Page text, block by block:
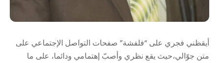
أيقظني فجري على “فلفشة” صفحات التواصل الإجتماعي على
متن جوّالي،حيث يقع نظري وأصبّ إهتمامي ودائما، على ما